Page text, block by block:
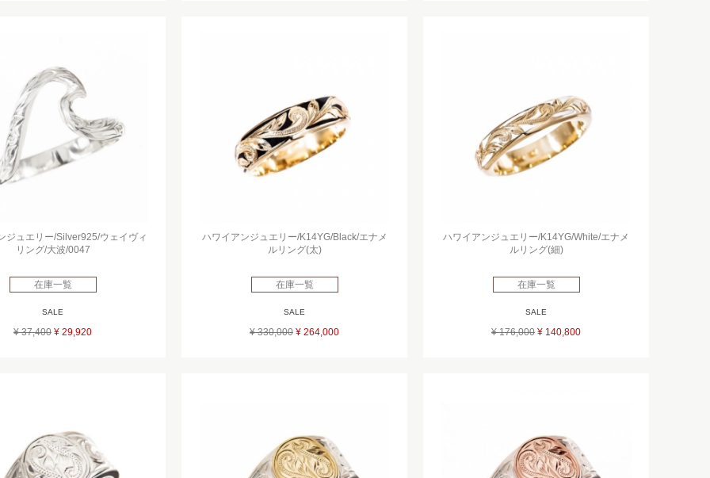
ジュエリー/Silver925/ウェイヴィ
リング/大波/0047
在庫一覧
SALE
¥ 37,400 ¥ 29,920
ハワイアンジュエリー/K14YG/Black/エナメ
ルリング(太)
在庫一覧
SALE
¥ 330,000 ¥ 264,000
ハワイアンジュエリー/K14YG/White/エナメ
ルリング(細)
在庫一覧
SALE
¥ 176,000 ¥ 140,800